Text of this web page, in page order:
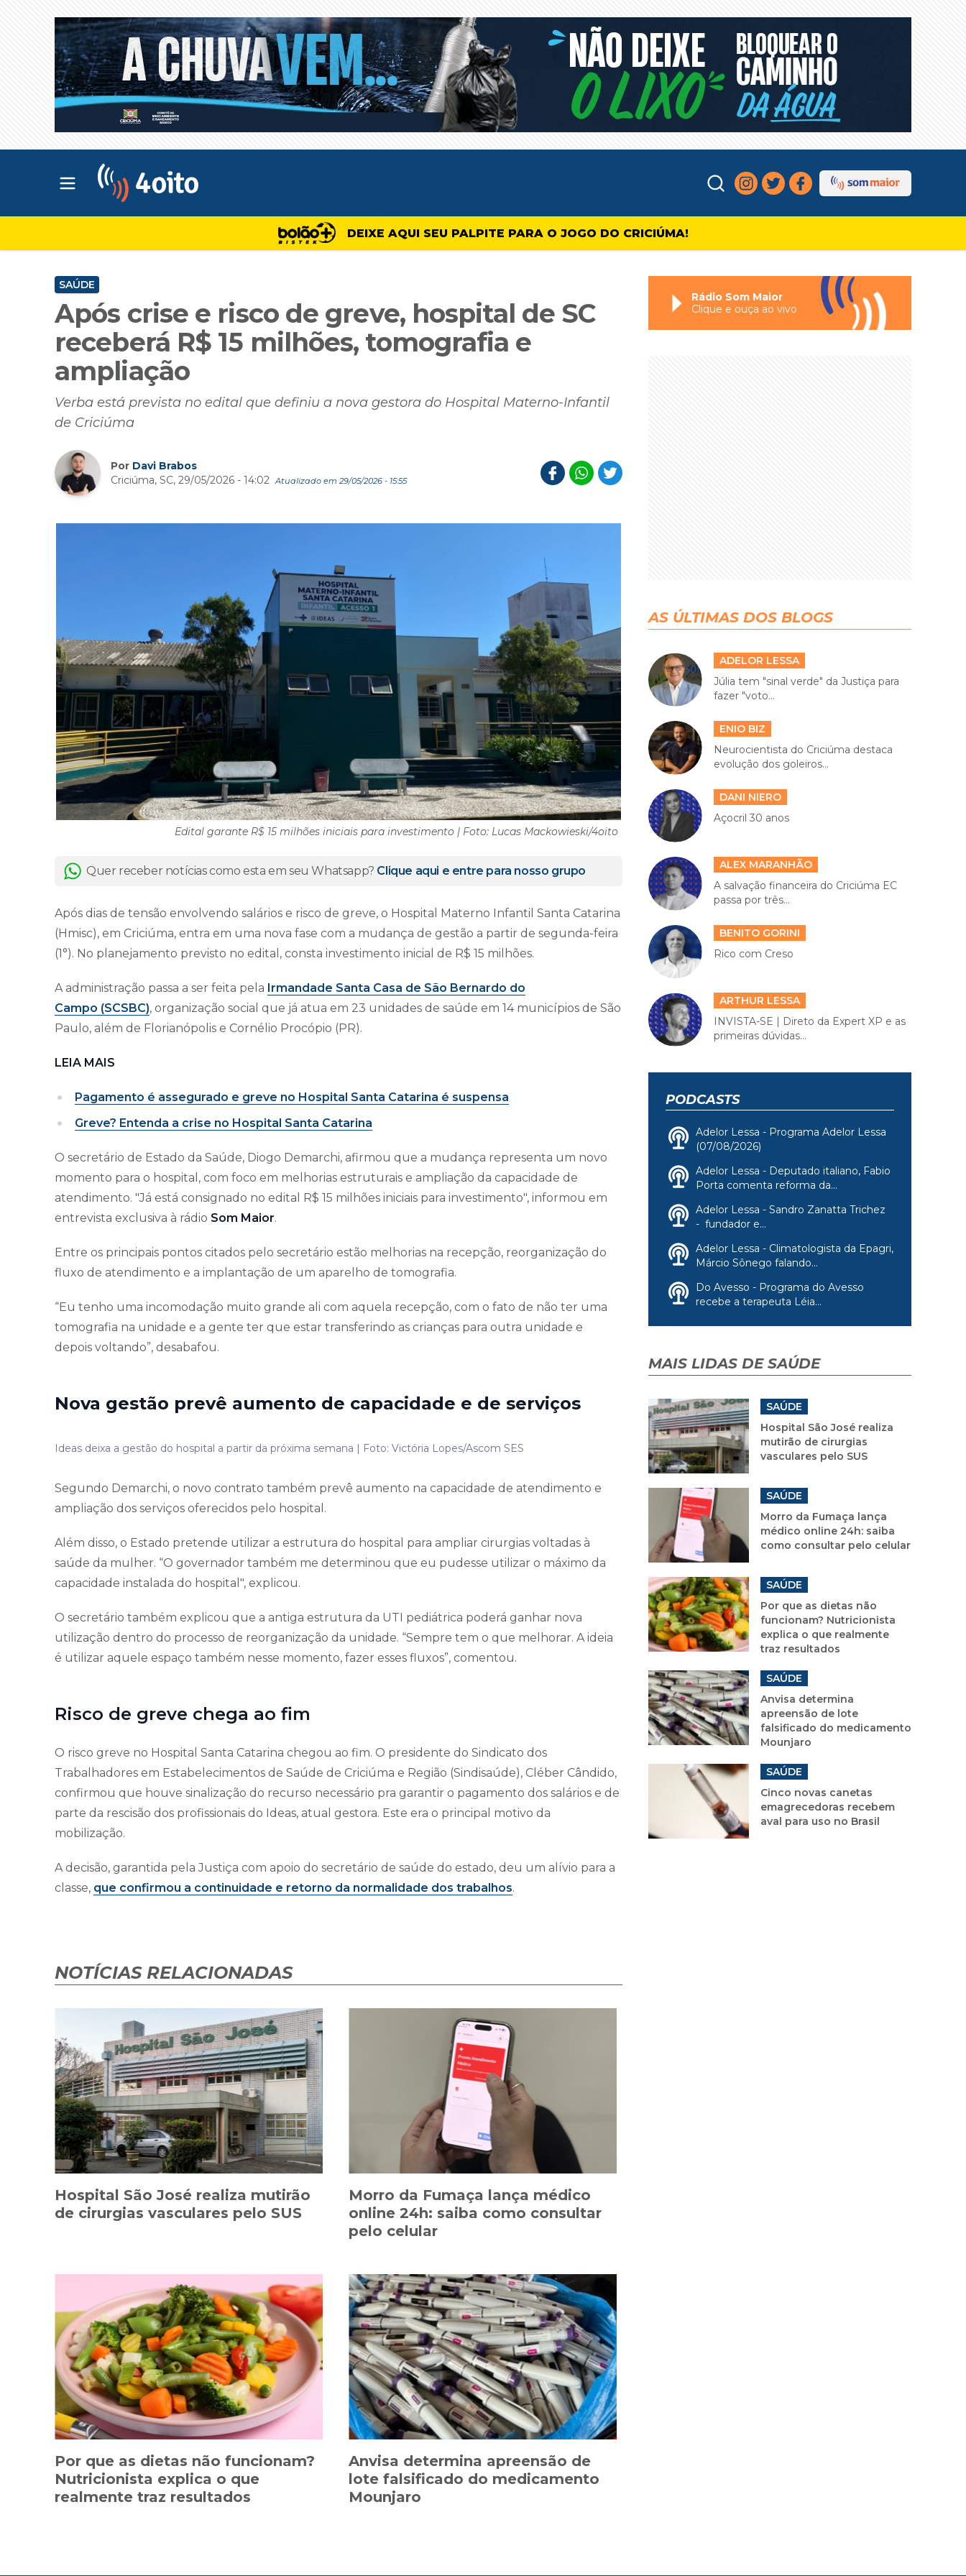
Abrir menu principal
DEIXE AQUI SEU PALPITE PARA O JOGO DO CRICIÚMA!
SAÚDE
Após crise e risco de greve, hospital de SC
receberá R$ 15 milhões, tomografia e
ampliação
Verba está prevista no edital que definiu a nova gestora do Hospital Materno-Infantil
de Criciúma
Por Davi Brabos
Criciúma, SC, 29/05/2026 - 14:02 Atualizado em 29/05/2026 - 15:55
Edital garante R$ 15 milhões iniciais para investimento | Foto: Lucas Mackowieski/4oito
Quer receber notícias como esta em seu Whatsapp? Clique aqui e entre para nosso grupo
Após dias de tensão envolvendo salários e risco de greve, o Hospital Materno Infantil Santa Catarina
(Hmisc), em Criciúma, entra em uma nova fase com a mudança de gestão a partir de segunda-feira
(1°). No planejamento previsto no edital, consta investimento inicial de R$ 15 milhões.
A administração passa a ser feita pela Irmandade Santa Casa de São Bernardo do
Campo (SCSBC), organização social que já atua em 23 unidades de saúde em 14 municípios de São
Paulo, além de Florianópolis e Cornélio Procópio (PR).
LEIA MAIS
Pagamento é assegurado e greve no Hospital Santa Catarina é suspensa
Greve? Entenda a crise no Hospital Santa Catarina
O secretário de Estado da Saúde, Diogo Demarchi, afirmou que a mudança representa um novo
momento para o hospital, com foco em melhorias estruturais e ampliação da capacidade de
atendimento. "Já está consignado no edital R$ 15 milhões iniciais para investimento", informou em
entrevista exclusiva à rádio Som Maior.
Entre os principais pontos citados pelo secretário estão melhorias na recepção, reorganização do
fluxo de atendimento e a implantação de um aparelho de tomografia.
“Eu tenho uma incomodação muito grande ali com aquela recepção, com o fato de não ter uma
tomografia na unidade e a gente ter que estar transferindo as crianças para outra unidade e
depois voltando”, desabafou.
Nova gestão prevê aumento de capacidade e de serviços
Ideas deixa a gestão do hospital a partir da próxima semana | Foto: Victória Lopes/Ascom SES
Segundo Demarchi, o novo contrato também prevê aumento na capacidade de atendimento e
ampliação dos serviços oferecidos pelo hospital.
Além disso, o Estado pretende utilizar a estrutura do hospital para ampliar cirurgias voltadas à
saúde da mulher. “O governador também me determinou que eu pudesse utilizar o máximo da
capacidade instalada do hospital", explicou.
O secretário também explicou que a antiga estrutura da UTI pediátrica poderá ganhar nova
utilização dentro do processo de reorganização da unidade. “Sempre tem o que melhorar. A ideia
é utilizar aquele espaço também nesse momento, fazer esses fluxos”, comentou.
Risco de greve chega ao fim
O risco greve no Hospital Santa Catarina chegou ao fim. O presidente do Sindicato dos
Trabalhadores em Estabelecimentos de Saúde de Criciúma e Região (Sindisaúde), Cléber Cândido,
confirmou que houve sinalização do recurso necessário pra garantir o pagamento dos salários e de
parte da rescisão dos profissionais do Ideas, atual gestora. Este era o principal motivo da
mobilização.
A decisão, garantida pela Justiça com apoio do secretário de saúde do estado, deu um alívio para a
classe, que confirmou a continuidade e retorno da normalidade dos trabalhos.
NOTÍCIAS RELACIONADAS
Hospital São José realiza mutirão
de cirurgias vasculares pelo SUS
Morro da Fumaça lança médico
online 24h: saiba como consultar
pelo celular
Por que as dietas não funcionam?
Nutricionista explica o que
realmente traz resultados
Anvisa determina apreensão de
lote falsificado do medicamento
Mounjaro
Rádio Som Maior
Clique e ouça ao vivo
AS ÚLTIMAS DOS BLOGS
ADELOR LESSA
Júlia tem "sinal verde" da Justiça para
fazer "voto...
ENIO BIZ
Neurocientista do Criciúma destaca
evolução dos goleiros...
DANI NIERO
Açocril 30 anos
ALEX MARANHÃO
A salvação financeira do Criciúma EC
passa por três...
BENITO GORINI
Rico com Creso
ARTHUR LESSA
INVISTA-SE | Direto da Expert XP e as
primeiras dúvidas...
PODCASTS
Adelor Lessa - Programa Adelor Lessa
(07/08/2026)
Adelor Lessa - Deputado italiano, Fabio
Porta comenta reforma da...
Adelor Lessa - Sandro Zanatta Trichez
- fundador e...
Adelor Lessa - Climatologista da Epagri,
Márcio Sônego falando...
Do Avesso - Programa do Avesso
recebe a terapeuta Léia...
MAIS LIDAS DE SAÚDE
SAÚDE
Hospital São José realiza
mutirão de cirurgias
vasculares pelo SUS
SAÚDE
Morro da Fumaça lança
médico online 24h: saiba
como consultar pelo celular
SAÚDE
Por que as dietas não
funcionam? Nutricionista
explica o que realmente
traz resultados
SAÚDE
Anvisa determina
apreensão de lote
falsificado do medicamento
Mounjaro
SAÚDE
Cinco novas canetas
emagrecedoras recebem
aval para uso no Brasil